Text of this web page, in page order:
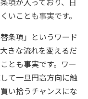
項が入っており、日
いことも事実です。
条項」というワード
きな流れを変えるだ
とも事実です。ワー
て一旦円高方向に触
い拾うチャンスにな